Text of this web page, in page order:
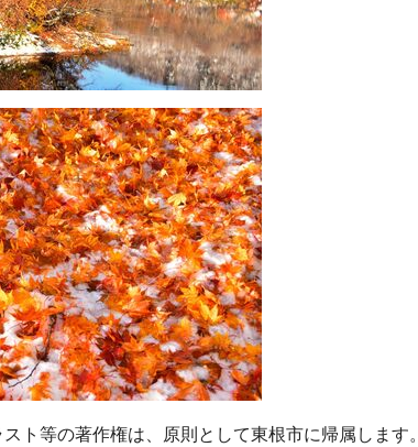
ト等の著作権は、原則として東根市に帰属します。